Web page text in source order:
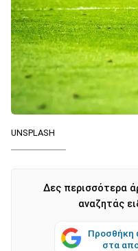
UNSPLASH
Δες περισσότερα
αναζητάς
Προσθήκη
στα